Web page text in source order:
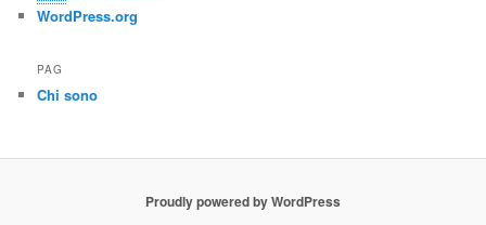
WordPress.org
PAG
Chi sono
Proudly powered by WordPress